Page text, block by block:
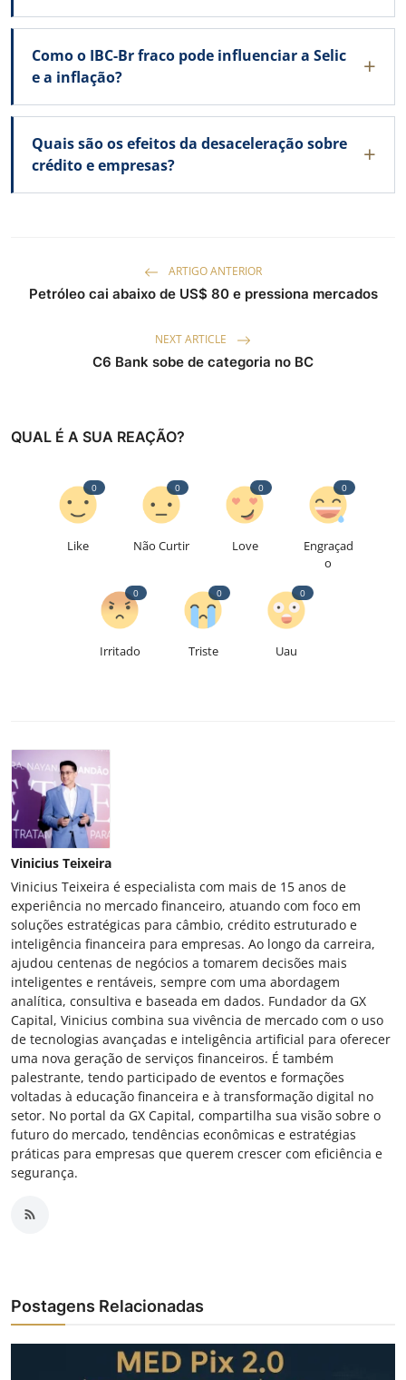
Como o IBC-Br fraco pode influenciar a Selic
e a inflação?
Quais são os efeitos da desaceleração sobre
crédito e empresas?
ARTIGO ANTERIOR
Petróleo cai abaixo de US$ 80 e pressiona mercados
NEXT ARTICLE
C6 Bank sobe de categoria no BC
QUAL É A SUA REAÇÃO?
Like
0
Não Curtir
0
Love
0
Engraçad
o
0
Irritado
0
Triste
0
Uau
0
Vinicius Teixeira
Vinicius Teixeira é especialista com mais de 15 anos de
experiência no mercado financeiro, atuando com foco em
soluções estratégicas para câmbio, crédito estruturado e
inteligência financeira para empresas. Ao longo da carreira,
ajudou centenas de negócios a tomarem decisões mais
inteligentes e rentáveis, sempre com uma abordagem
analítica, consultiva e baseada em dados. Fundador da GX
Capital, Vinicius combina sua vivência de mercado com o uso
de tecnologias avançadas e inteligência artificial para oferecer
uma nova geração de serviços financeiros. É também
palestrante, tendo participado de eventos e formações
voltadas à educação financeira e à transformação digital no
setor. No portal da GX Capital, compartilha sua visão sobre o
futuro do mercado, tendências econômicas e estratégias
práticas para empresas que querem crescer com eficiência e
segurança.
Postagens Relacionadas